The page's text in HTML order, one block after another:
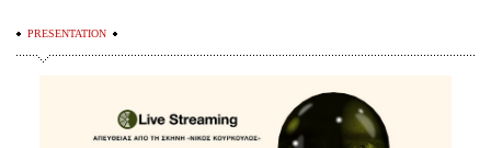
Personal Data
PRESENTATION